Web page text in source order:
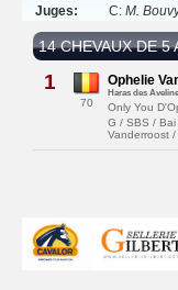
Juges:
C: M.
14 CHEVAUX DE 5
1
70
Ophelie
Haras des
Only You
G / SBS /
Vanderroost